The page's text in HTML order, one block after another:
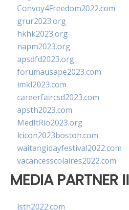
Convoy4Freedom2022.com
grur2023.org
hkhk2023.org
napm2023.org
apsdfd2023.org
forumausape2023.com
imkl2023.com
careerfaircsd2023.com
apsth2023.com
MedItRio2023.org
lcicon2023boston.com
waitangidayfestival2022.com
vacancesscolaires2022.com
MEDIA PARTNER II
isth2022.com